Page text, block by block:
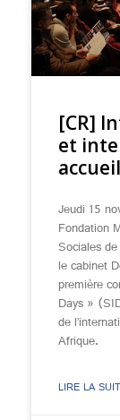
[CR]
et
Jeudi 15
Fondation
Sociales
le cabinet
première
Days »
de
Afrique.
LIRE LA